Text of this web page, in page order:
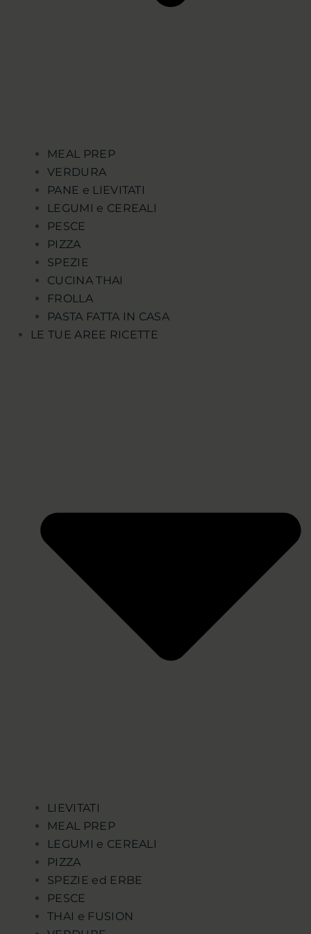
MEAL PREP
VERDURA
PANE e LIEVITATI
LEGUMI e CEREALI
PESCE
PIZZA
SPEZIE
CUCINA THAI
FROLLA
PASTA FATTA IN CASA
LE TUE AREE RICETTE
LIEVITATI
MEAL PREP
LEGUMI e CEREALI
PIZZA
SPEZIE ed ERBE
PESCE
THAI e FUSION